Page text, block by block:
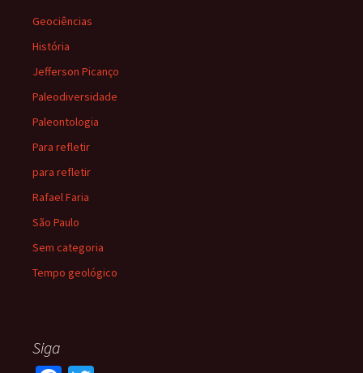
Geociências
História
Jefferson Picanço
Paleodiversidade
Paleontologia
Para refletir
para refletir
Rafael Faria
São Paulo
Sem categoria
Tempo geológico
Siga